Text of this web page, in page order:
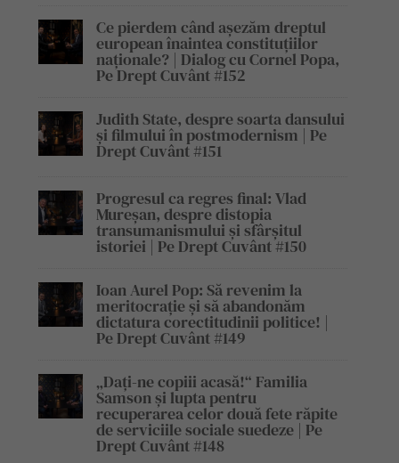
Ce pierdem când așezăm dreptul
european înaintea constituțiilor
naționale? | Dialog cu Cornel Popa,
Pe Drept Cuvânt #152
Judith State, despre soarta dansului
și filmului în postmodernism | Pe
Drept Cuvânt #151
Progresul ca regres final: Vlad
Mureșan, despre distopia
transumanismului și sfârșitul
istoriei | Pe Drept Cuvânt #150
Ioan Aurel Pop: Să revenim la
meritocrație și să abandonăm
dictatura corectitudinii politice! |
Pe Drept Cuvânt #149
„Dați-ne copiii acasă!“ Familia
Samson și lupta pentru
recuperarea celor două fete răpite
de serviciile sociale suedeze | Pe
Drept Cuvânt #148